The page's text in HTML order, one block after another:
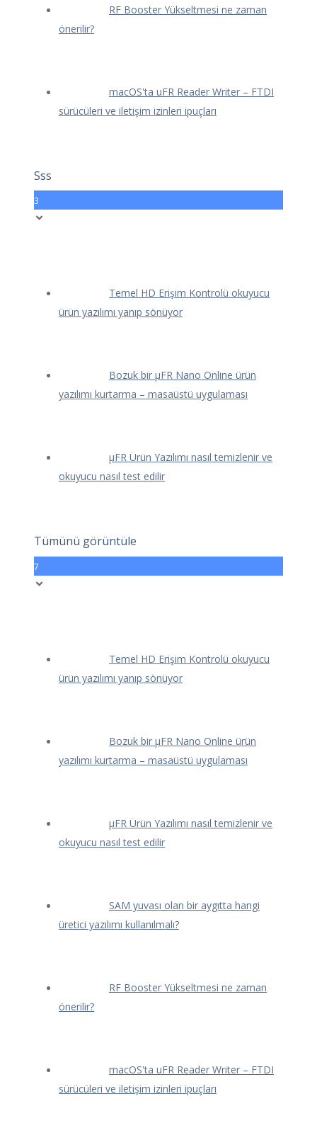
RF Booster Yükseltmesi ne zaman
önerilir?
macOS'ta uFR Reader Writer – FTDI
sürücüleri ve iletişim izinleri ipuçları
Sss
3
Temel HD Erişim Kontrolü okuyucu
ürün yazılımı yanıp sönüyor
Bozuk bir μFR Nano Online ürün
yazılımı kurtarma – masaüstü uygulaması
μFR Ürün Yazılımı nasıl temizlenir ve
okuyucu nasıl test edilir
Tümünü görüntüle
7
Temel HD Erişim Kontrolü okuyucu
ürün yazılımı yanıp sönüyor
Bozuk bir μFR Nano Online ürün
yazılımı kurtarma – masaüstü uygulaması
μFR Ürün Yazılımı nasıl temizlenir ve
okuyucu nasıl test edilir
SAM yuvası olan bir aygıtta hangi
üretici yazılımı kullanılmalı?
RF Booster Yükseltmesi ne zaman
önerilir?
macOS'ta uFR Reader Writer – FTDI
sürücüleri ve iletişim izinleri ipuçları